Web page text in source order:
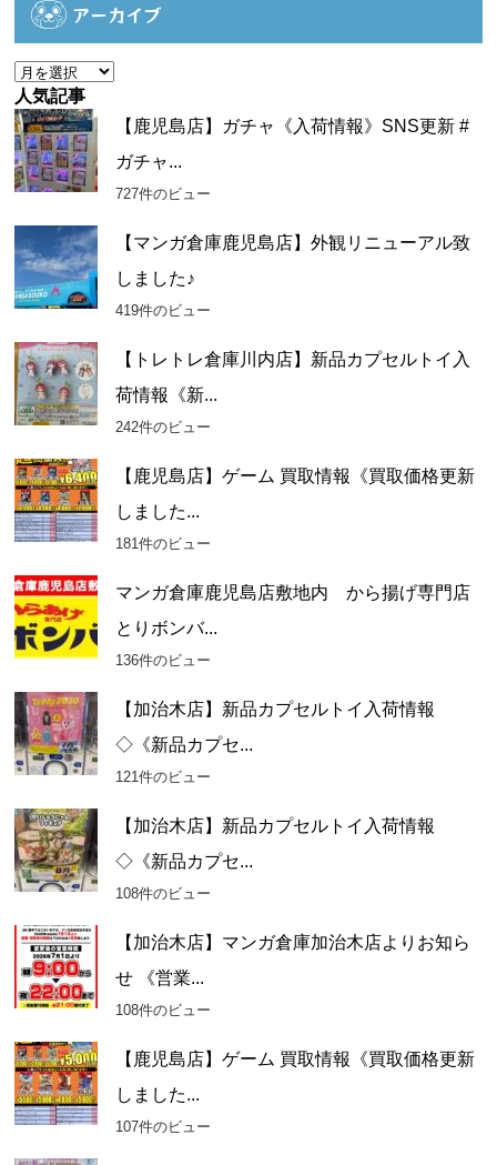
アーカイブ
ア
ー
カ
イ
ブ
人気記事
【鹿児島店】ガチャ《入荷情報》SNS更新 #
ガチャ...
727件のビュー
【マンガ倉庫鹿児島店】外観リニューアル致
しました♪
419件のビュー
【トレトレ倉庫川内店】新品カプセルトイ入
荷情報《新...
242件のビュー
【鹿児島店】ゲーム 買取情報《買取価格更新
しました...
181件のビュー
マンガ倉庫鹿児島店敷地内 から揚げ専門店
とりボンバ...
136件のビュー
【加治木店】新品カプセルトイ入荷情報
◇《新品カプセ...
121件のビュー
【加治木店】新品カプセルトイ入荷情報
◇《新品カプセ...
108件のビュー
【加治木店】マンガ倉庫加治木店よりお知ら
せ 《営業...
108件のビュー
【鹿児島店】ゲーム 買取情報《買取価格更新
しました...
107件のビュー